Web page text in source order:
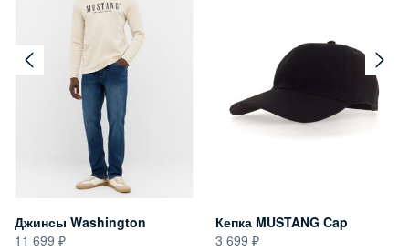
Джинсы Washington
11 699
Кепка MUSTANG Cap
3 699